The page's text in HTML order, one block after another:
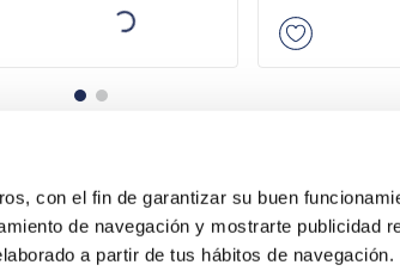
con el fin de garantizar su buen
de navegación y mostrarte publicidad
a partir de tus hábitos de navegación.